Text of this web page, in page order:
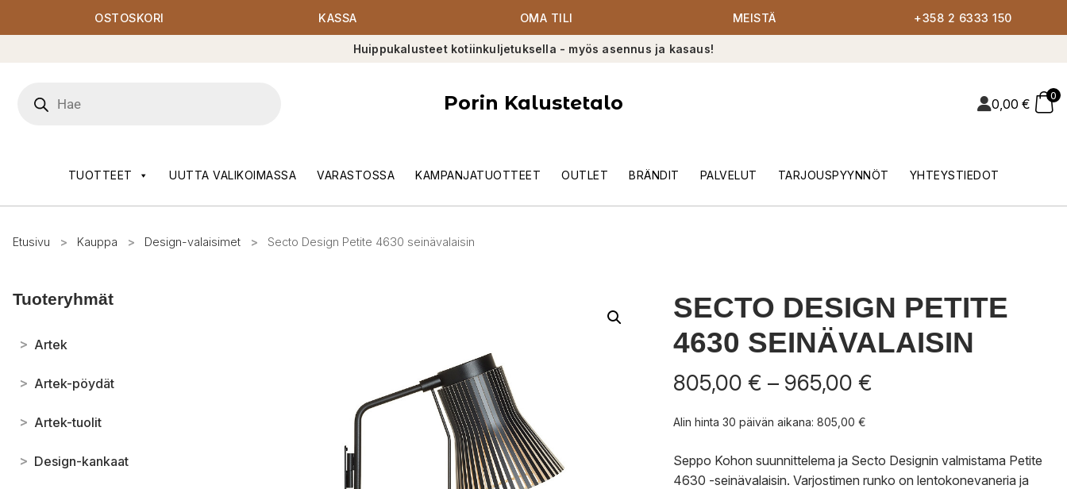
OSTOSKORI KASSA OMA TILI MEISTÄ +358 2 6333 150
Huippukalusteet kotiinkuljetuksella - myös asennus ja kasaus!
search
Porin Kalustetalo 0,00 €
0
TUOTTEET UUTTA VALIKOIMASSA VARASTOSSA KAMPANJATUOTTEET OUTLET BRÄNDIT PALVELUT TARJOUSPYYNNÖT YHTEYSTIEDOT
Etusivu > Kauppa > Design-valaisimet > Secto Design Petite 4630 seinävalaisin
Tuoteryhmät
> Artek
> Artek-pöydät
> Artek-tuolit
> Design-kankaat
SECTO DESIGN PETITE
4630 SEINÄVALAISIN
805,00 € – 965,00 €
Alin hinta 30 päivän aikana: 805,00 €
Seppo Kohon suunnittelema ja Secto Designin valmistama Petite
4630 -seinävalaisin. Varjostimen runko on lentokonevaneria ja